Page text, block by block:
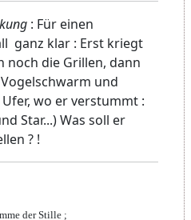
: Für einen
ganz klar : Erst kriegt
noch die Grillen, dann
und
wo er verstummt :
Star...) Was soll er
? !
der Stille ;